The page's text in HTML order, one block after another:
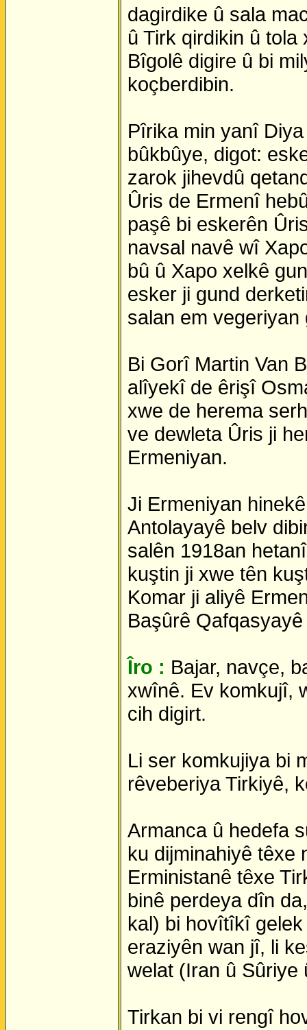
dagirdike û sala
û Tirk qirdikin û
Bîgolê digire û bi
koçberdibin.
Pîrika min yanî
bûkbûye, digot:
zarok jihevdû
Ûris de Ermenî
paşê bi eskerên
navsal navê wî
bû û Xapo xelkê
esker ji gund
salan em vegeriyan
Bi Gorî Martin Van
alîyekî de êrişî
xwe de herema
ve dewleta Ûris ji
Ermeniyan.
Ji Ermeniyan
Antolayayê belv
salên 1918an
kuştin ji xwe tên
Komar ji aliyê
Başûrê
Îro : Bajar, navçe,
xwînê. Ev komkujî,
cih digirt.
Li ser komkujiya bi
rêveberiya Tirkiyê,
Armanca û hedefa
ku dijminahiyê têxe
Erministanê têxe
binê perdeya dîn
kal) bi hovîtîkî
eraziyên wan jî, li
welat (Iran û Sûriye
Tirkan bi vi rengî